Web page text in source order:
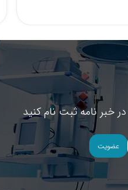
خبر نامه ثبت نام کنید
عضویت